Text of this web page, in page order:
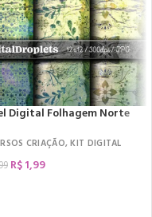
Digital Folhagem Norte
CRIAÇÃO,KIT DIGITAL
R$1,99